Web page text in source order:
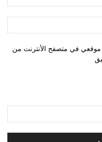
موقعي في متصفح الأنترنت من